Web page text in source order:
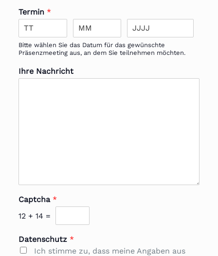
Termin *
Bitte wählen Sie das Datum für das gewünschte
Präsenzmeeting aus, an dem Sie teilnehmen möchten.
Ihre Nachricht
Captcha *
12 + 14 =
Datenschutz *
Ich stimme zu, dass meine Angaben aus